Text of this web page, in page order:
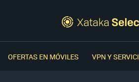
OFERTAS EN MÓVILES VPN Y